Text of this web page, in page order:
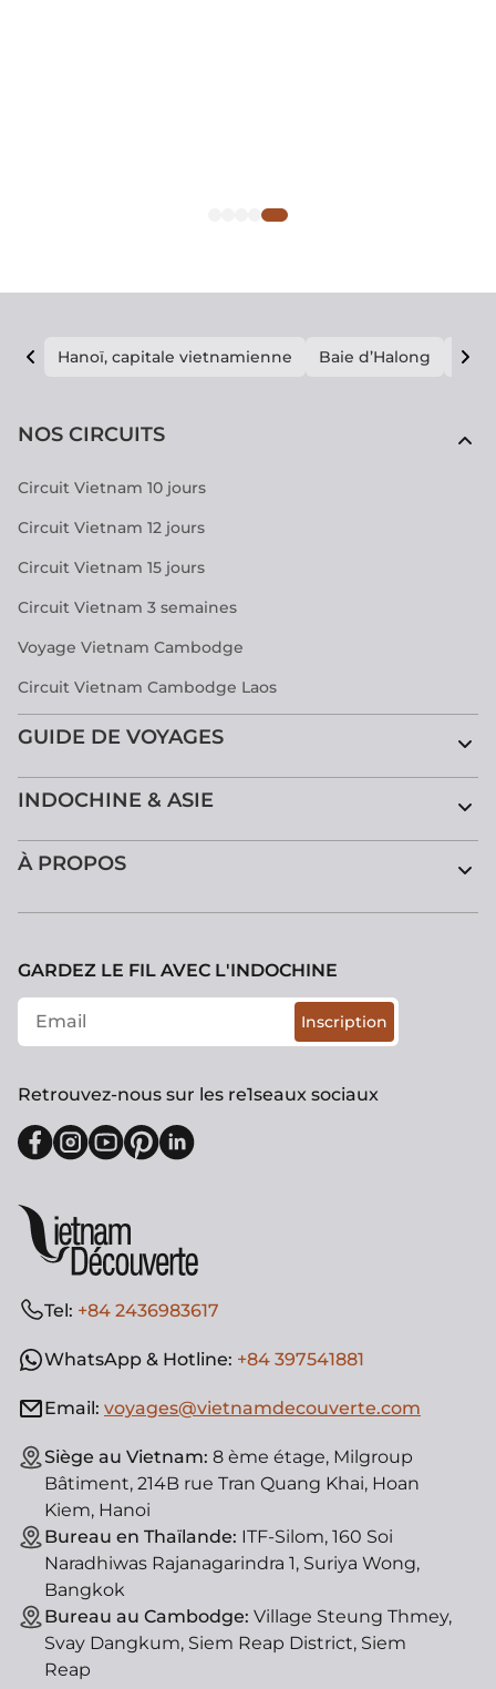
Hanoï, capitale vietnamienne Baie d’Halong E
NOS CIRCUITS
Circuit Vietnam 10 jours
Circuit Vietnam 12 jours
Circuit Vietnam 15 jours
Circuit Vietnam 3 semaines
Voyage Vietnam Cambodge
Circuit Vietnam Cambodge Laos
GUIDE DE VOYAGES
INDOCHINE & ASIE
À PROPOS
Tel: +84 2436983617
WhatsApp & Hotline: +84 397541881
Email: voyages@vietnamdecouverte.com
Siège au Vietnam: 8 ème étage, Milgroup
Bâtiment, 214B rue Tran Quang Khai, Hoan
Kiem, Hanoi
Bureau en Thaïlande: ITF-Silom, 160 Soi
Naradhiwas Rajanagarindra 1, Suriya Wong,
Bangkok
Bureau au Cambodge: Village Steung Thmey,
Svay Dangkum, Siem Reap District, Siem
Reap
GARDEZ LE FIL AVEC L'INDOCHINE
Inscription
Retrouvez-nous sur les re1seaux sociaux